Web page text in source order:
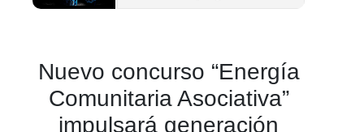
Nuevo concurso “Energía
Comunitaria Asociativa”
impulsará generación